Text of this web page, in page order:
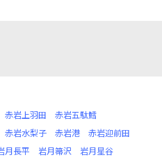
赤岩上羽田
赤岩五駄鱈
赤岩水梨子 赤岩港
赤岩迎前田
月長平 岩月箒沢
岩月星谷